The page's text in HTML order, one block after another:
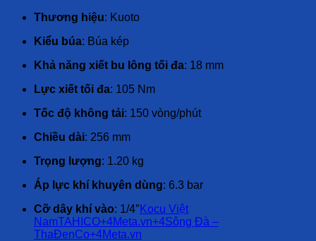
Thương hiệu: Kuoto
Kiểu búa: Búa kép
Khả năng xiết bu lông tối đa: 18 mm
Lực xiết tối đa: 105 Nm
Tốc độ không tải: 150 vòng/phút
Chiều dài: 256 mm
Trọng lượng: 1.20 kg
Áp lực khí khuyên dùng: 6.3 bar
Cỡ dây khí vào: 1/4″Kocu Việt
NamTAHICO+4Meta.vn+4Sông Đà –
ThaĐenCo+4Meta.vn